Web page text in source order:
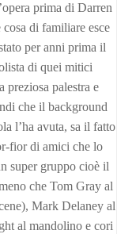
prima di Darren
di familiare esce
per anni prima il
di quei mitici
preziosa palestra e
che il background
l’ha avuta, sa il fatto
fior di amici che lo
super gruppo cioè il
che Tom Gray al
Mark Delaney al
al mandolino e cori